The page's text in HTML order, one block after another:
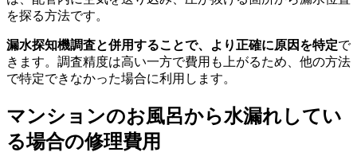
を探る方法です。
漏水探知機調査と併用することで、より正確に原因を特定で
きます。調査精度は高い一方で費用も上がるため、他の方法
で特定できなかった場合に利用します。
マンションのお風呂から水漏れしてい
る場合の修理費用